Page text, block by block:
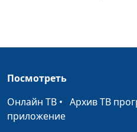
верующих
Посмотреть
Онлайн ТВ • Архив ТВ
приложение